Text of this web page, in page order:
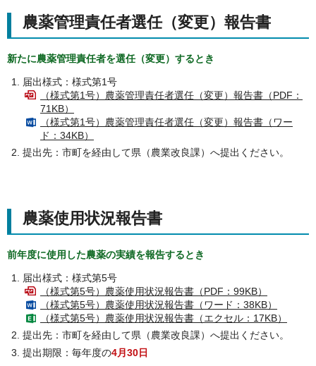
農薬管理責任者選任（変更）報告書
新たに農薬管理責任者を選任（変更）するとき
届出様式：様式第1号
（様式第1号）農薬管理責任者選任（変更）報告書（PDF：
71KB）
（様式第1号）農薬管理責任者選任（変更）報告書（ワー
ド：34KB）
提出先：市町を経由して県（農業改良課）へ提出ください。
農薬使用状況報告書
前年度に使用した農薬の実績を報告するとき
届出様式：様式第5号
（様式第5号）農薬使用状況報告書（PDF：99KB）
（様式第5号）農薬使用状況報告書（ワード：38KB）
（様式第5号）農薬使用状況報告書（エクセル：17KB）
提出先：市町を経由して県（農業改良課）へ提出ください。
提出期限：毎年度の4月30日